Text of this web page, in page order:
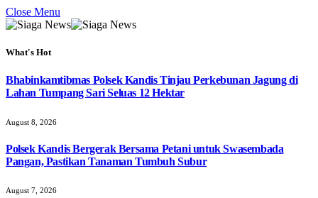
Close Menu
What's Hot
Bhabinkamtibmas Polsek Kandis Tinjau Perkebunan Jagung di
Lahan Tumpang Sari Seluas 12 Hektar
August 8, 2026
Polsek Kandis Bergerak Bersama Petani untuk Swasembada
Pangan, Pastikan Tanaman Tumbuh Subur
August 7, 2026